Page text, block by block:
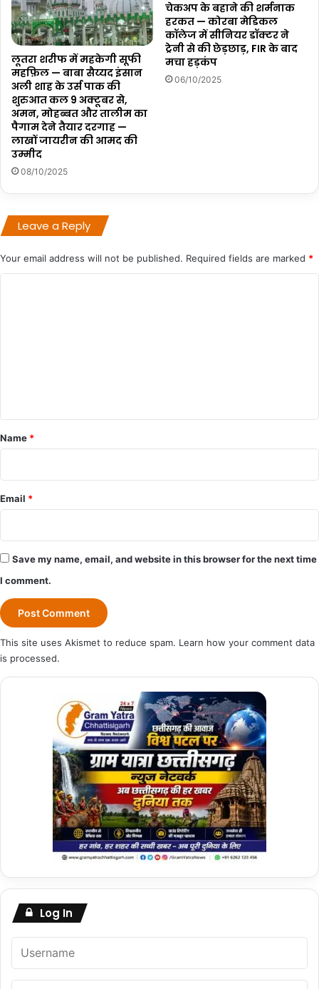
लूतरा शरीफ में महकेगी सूफी
महफ़िल — बाबा सैय्यद इंसान
अली शाह के उर्स पाक की
शुरुआत कल 9 अक्टूबर से,
अमन, मोहब्बत और तालीम का
पैगाम देने तैयार दरगाह —
लाखों जायरीन की आमद की
उम्मीद
08/10/2025
चेकअप के बहाने की शर्मनाक
हरकत — कोरबा मेडिकल
कॉलेज में सीनियर डॉक्टर ने
ट्रेनी से की छेड़छाड़, FIR के बाद
मचा हड़कंप
06/10/2025
Leave a Reply
Your email address will not be published. Required fields are marked *
*
Name *
Email *
Save my name, email, and website in this browser for the next time
I comment.
This site uses Akismet to reduce spam. Learn how your comment data
is processed.
Log In